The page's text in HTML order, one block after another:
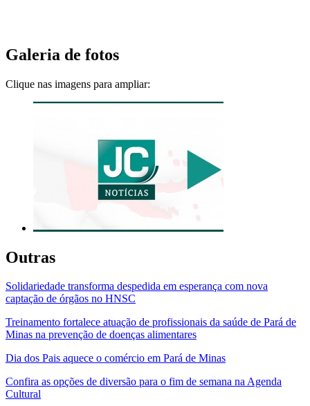
Galeria de fotos
Clique nas imagens para ampliar:
Outras
Solidariedade transforma despedida em esperança com nova
captação de órgãos no HNSC
Treinamento fortalece atuação de profissionais da saúde de Pará de
Minas na prevenção de doenças alimentares
Dia dos Pais aquece o comércio em Pará de Minas
Confira as opções de diversão para o fim de semana na Agenda
Cultural